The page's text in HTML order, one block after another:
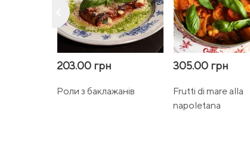
203.00 грн
Роли з баклажанів
305.00 грн
Frutti di mare alla
napoletana